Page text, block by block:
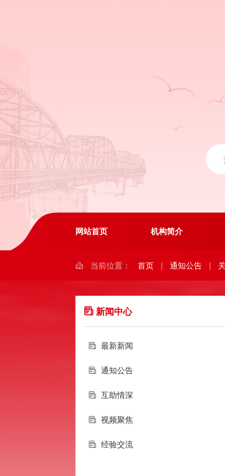
网站首页 机构简介
当前位置： 首页 | 通知公告 |
新闻中心
最新新闻
通知公告
互助情深
视频聚焦
经验交流